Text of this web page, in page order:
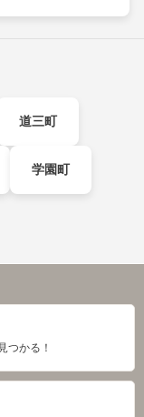
道三町
学園町
つかる！